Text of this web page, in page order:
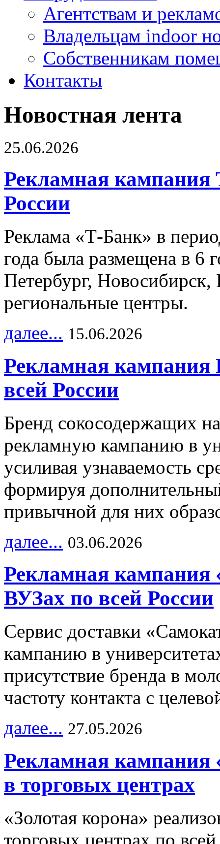
Агентствам и
Владельцам indoor
Собственникам
Контакты
Новостная лента
25.06.2026
Рекламная кампания
России
Реклама «Т-Банк» в
года была размещена в 6
Петербург,
региональные центры.
далее... 15.06.2026
Рекламная
всей России
Бренд сокосодержащих
рекламную кампанию в
усиливая узнаваемость
формируя
привычной для них
далее... 03.06.2026
Рекламная кампания
ВУЗах по всей России
Сервис доставки
кампанию в
присутствие бренда в
частоту контакта с
далее... 27.05.2026
Рекламная кампания
в торговых центрах
«Золотая корона»